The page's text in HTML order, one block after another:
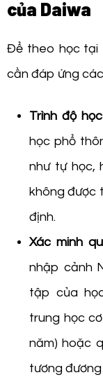
của Daiwa
Để theo học tại
cần đáp ứng
Trình độ
học phổ
như tự học,
không được
định.
Xác minh
nhập cảnh
tập của
trung học
năm) hoặc
tương